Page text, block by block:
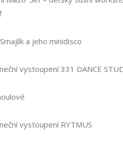
a jeho minidisco
vystoupení 331 DANCE
vystoupení RYTMUS